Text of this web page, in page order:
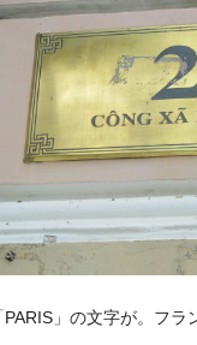
」の文字が。フラ